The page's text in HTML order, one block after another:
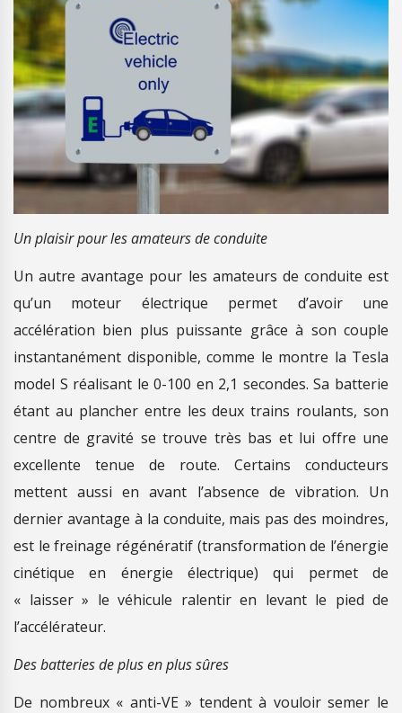
Un plaisir pour les amateurs de conduite
Un autre avantage pour les amateurs de conduite est
qu’un moteur électrique permet d’avoir une
accélération bien plus puissante grâce à son couple
instantanément disponible, comme le montre la Tesla
model S réalisant le 0-100 en 2,1 secondes. Sa batterie
étant au plancher entre les deux trains roulants, son
centre de gravité se trouve très bas et lui offre une
excellente tenue de route. Certains conducteurs
mettent aussi en avant l’absence de vibration. Un
dernier avantage à la conduite, mais pas des moindres,
est le freinage régénératif (transformation de l’énergie
cinétique en énergie électrique) qui permet de
« laisser » le véhicule ralentir en levant le pied de
l’accélérateur.
Des batteries de plus en plus sûres
De nombreux « anti-VE » tendent à vouloir semer le